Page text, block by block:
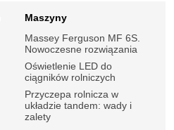
Maszyny
Massey Ferguson MF 6S.
Nowoczesne rozwiązania
Oświetlenie LED do
ciągników rolniczych
Przyczepa rolnicza w
układzie tandem: wady i
zalety